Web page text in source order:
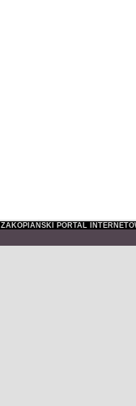
ZAKOPIAŃSKI PORTAL